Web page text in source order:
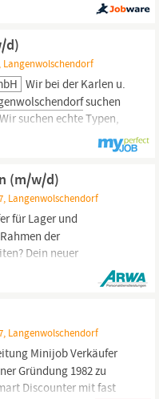
Konzeption und kreative
und digitalen
d)
Langenwolschendorf
Wir bei der Karlen u.
suchen
suchen echte Typen,
auf ein Team haben,
– WARUM WIR
Bau hart arbeitest.
(m/w/d)
Langenwolschendorf
für Lager und
der
Dein neuer
sich in
& Fertigung. Deine
pro Jahr
Langenwolschendorf
Minijob Verkäufer
Gründung 1982 zu
Discounter mit fast